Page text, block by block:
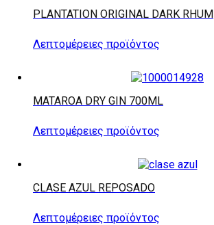
PLANTATION ORIGINAL DARK RHUM
Λεπτομέρειες προϊόντος
MATAROA DRY GIN 700ML
Λεπτομέρειες προϊόντος
CLASE AZUL REPOSADO
Λεπτομέρειες προϊόντος